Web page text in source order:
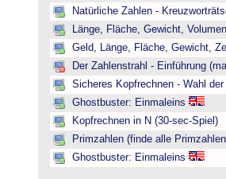
Natürliche Zahlen -
Länge, Fläche, Gewicht,
Geld, Länge, Fläche, Gewicht,
Der Zahlenstrahl - Einführung
Sicheres Kopfrechnen - Wahl
Ghostbuster: Einmaleins
Kopfrechnen in N (30-sec-Spiel)
Primzahlen (finde alle
Ghostbuster: Einmaleins